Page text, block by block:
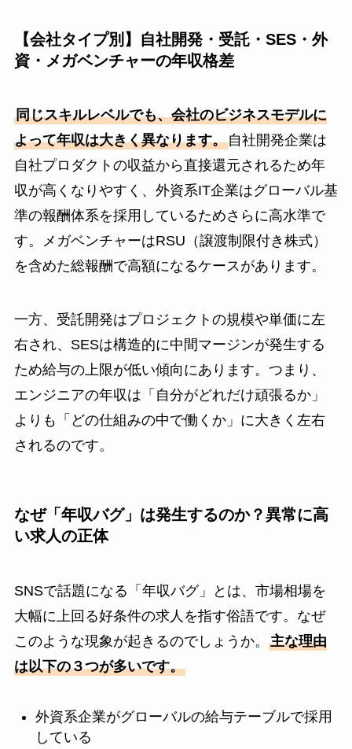
【会社タイプ別】自社開発・受託・SES・外
資・メガベンチャーの年収格差
同じスキルレベルでも、会社のビジネスモデルに
よって年収は大きく異なります。自社開発企業は
自社プロダクトの収益から直接還元されるため年
収が高くなりやすく、外資系IT企業はグローバル基
準の報酬体系を採用しているためさらに高水準で
す。メガベンチャーはRSU（譲渡制限付き株式）
を含めた総報酬で高額になるケースがあります。
一方、受託開発はプロジェクトの規模や単価に左
右され、SESは構造的に中間マージンが発生する
ため給与の上限が低い傾向にあります。つまり、
エンジニアの年収は「自分がどれだけ頑張るか」
よりも「どの仕組みの中で働くか」に大きく左右
されるのです。
なぜ「年収バグ」は発生するのか？異常に高
い求人の正体
SNSで話題になる「年収バグ」とは、市場相場を
大幅に上回る好条件の求人を指す俗語です。なぜ
このような現象が起きるのでしょうか。 主な理由
は以下の３つが多いです。
外資系企業がグローバルの給与テーブルで採用
している